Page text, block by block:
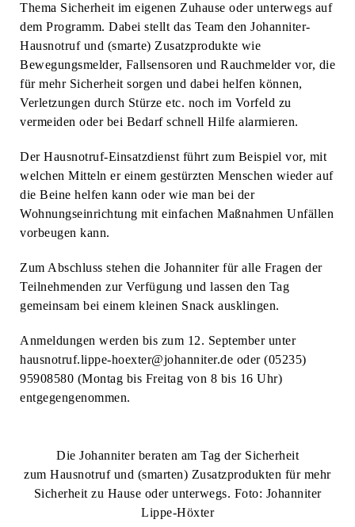
Thema Sicherheit im eigenen Zuhause oder unterwegs auf
dem Programm. Dabei stellt das Team den Johanniter-
Hausnotruf und (smarte) Zusatzprodukte wie
Bewegungsmelder, Fallsensoren und Rauchmelder vor, die
für mehr Sicherheit sorgen und dabei helfen können,
Verletzungen durch Stürze etc. noch im Vorfeld zu
vermeiden oder bei Bedarf schnell Hilfe alarmieren.
Der Hausnotruf-Einsatzdienst führt zum Beispiel vor, mit
welchen Mitteln er einem gestürzten Menschen wieder auf
die Beine helfen kann oder wie man bei der
Wohnungseinrichtung mit einfachen Maßnahmen Unfällen
vorbeugen kann.
Zum Abschluss stehen die Johanniter für alle Fragen der
Teilnehmenden zur Verfügung und lassen den Tag
gemeinsam bei einem kleinen Snack ausklingen.
Anmeldungen werden bis zum 12. September unter
hausnotruf.lippe-hoexter@johanniter.de oder (05235)
95908580 (Montag bis Freitag von 8 bis 16 Uhr)
entgegengenommen.
Die Johanniter beraten am Tag der Sicherheit
zum Hausnotruf und (smarten) Zusatzprodukten für mehr
Sicherheit zu Hause oder unterwegs. Foto: Johanniter
Lippe-Höxter